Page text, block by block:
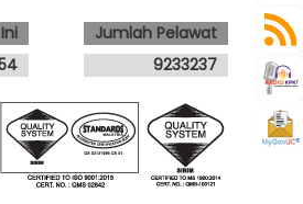
Jumlah Pelawat
9233237